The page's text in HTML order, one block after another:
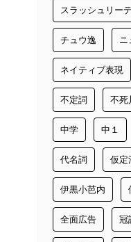
スラッシュリー
チュウ逸
ネイティブ表現
不定詞 不死
中学 中１
代名詞 仮定
伊黒小芭内
全面広告 冠